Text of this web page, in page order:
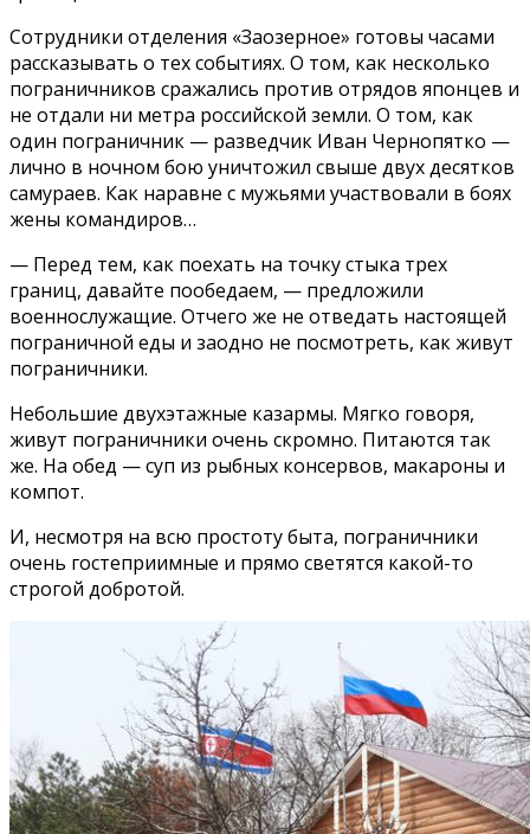
Сотрудники отделения «Заозерное» готовы часами
рассказывать о тех событиях. О том, как несколько
пограничников сражались против отрядов японцев и
не отдали ни метра российской земли. О том, как
один пограничник — разведчик Иван Чернопятко —
лично в ночном бою уничтожил свыше двух десятков
самураев. Как наравне с мужьями участвовали в боях
жены командиров…
— Перед тем, как поехать на точку стыка трех
границ, давайте пообедаем, — предложили
военнослужащие. Отчего же не отведать настоящей
пограничной еды и заодно не посмотреть, как живут
пограничники.
Небольшие двухэтажные казармы. Мягко говоря,
живут пограничники очень скромно. Питаются так
же. На обед — суп из рыбных консервов, макароны и
компот.
И, несмотря на всю простоту быта, пограничники
очень гостеприимные и прямо светятся какой-то
строгой добротой.